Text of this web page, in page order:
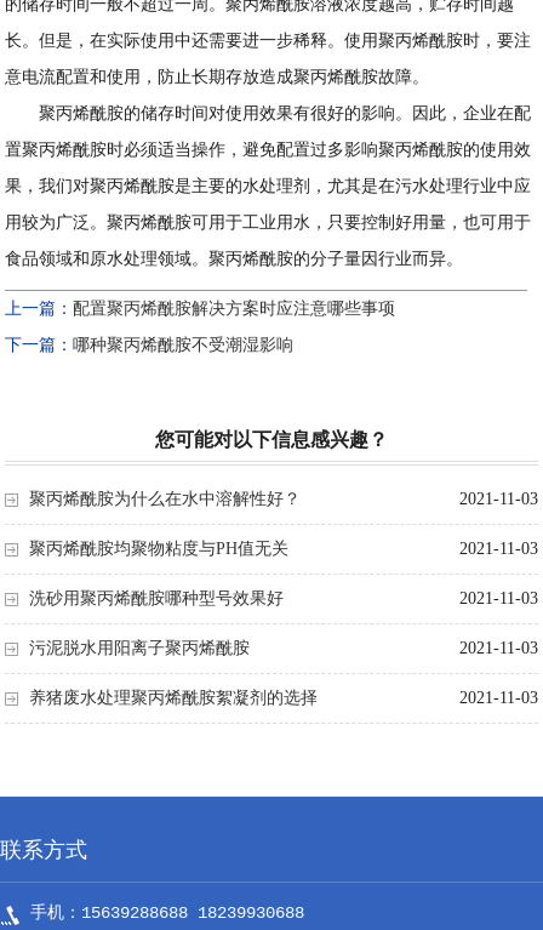
的储存时间一般不超过一周。聚丙烯酰胺溶液浓度越高，贮存时间越
长。但是，在实际使用中还需要进一步稀释。使用聚丙烯酰胺时，要注
意电流配置和使用，防止长期存放造成聚丙烯酰胺故障。
聚丙烯酰胺的储存时间对使用效果有很好的影响。因此，企业在配
置聚丙烯酰胺时必须适当操作，避免配置过多影响聚丙烯酰胺的使用效
果，我们对聚丙烯酰胺是主要的水处理剂，尤其是在污水处理行业中应
用较为广泛。聚丙烯酰胺可用于工业用水，只要控制好用量，也可用于
食品领域和原水处理领域。聚丙烯酰胺的分子量因行业而异。
上一篇： 配置聚丙烯酰胺解决方案时应注意哪些事项
下一篇：哪种聚丙烯酰胺不受潮湿影响
您可能对以下信息感兴趣？
2021-11-03
聚丙烯酰胺为什么在水中溶解性好？
2021-11-03
聚丙烯酰胺均聚物粘度与PH值无关
2021-11-03
洗砂用聚丙烯酰胺哪种型号效果好
2021-11-03
污泥脱水用阳离子聚丙烯酰胺
2021-11-03
养猪废水处理聚丙烯酰胺絮凝剂的选择
联系方式
手机：15639288688 18239930688